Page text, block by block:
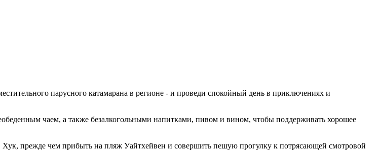
парусного катамарана в регионе - и проведи спокойный день в приключениях и
чаем, а также безалкогольными напитками, пивом и вином, чтобы поддерживать хорошее
прежде чем прибыть на пляж Уайтхейвен и совершить пешую прогулку к потрясающей смотровой